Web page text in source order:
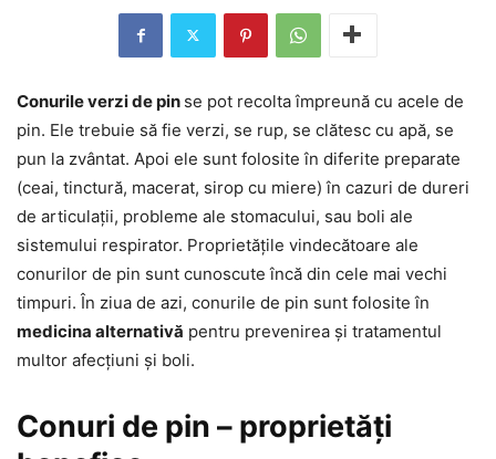
Conurile verzi de pin se pot recolta împreună cu acele de
pin. Ele trebuie să fie verzi, se rup, se clătesc cu apă, se
pun la zvântat. Apoi ele sunt folosite în diferite preparate
(ceai, tinctură, macerat, sirop cu miere) în cazuri de dureri
de articulații, probleme ale stomacului, sau boli ale
sistemului respirator. Proprietățile vindecătoare ale
conurilor de pin sunt cunoscute încă din cele mai vechi
timpuri. În ziua de azi, conurile de pin sunt folosite în
medicina alternativă pentru prevenirea și tratamentul
multor afecțiuni și boli.
Conuri de pin – proprietăți